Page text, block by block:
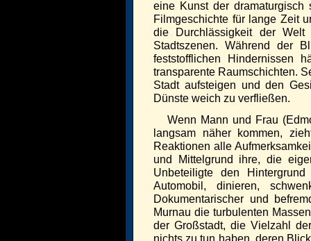
eine Kunst der dramaturgisch
Filmgeschichte für lange Zeit
die Durchlässigkeit der
Stadtszenen. Während der
feststofflichen Hindernissen
transparente Raumschichten.
Stadt aufsteigen und den
Dünste weich zu verfließen.
Wenn Mann und Frau
langsam näher kommen,
Reaktionen alle
und Mittelgrund ihre, die
Unbeteiligte den
Automobil, dinieren,
Dokumentarischer und
Murnau die turbulenten
der Großstadt, die Vielzahl